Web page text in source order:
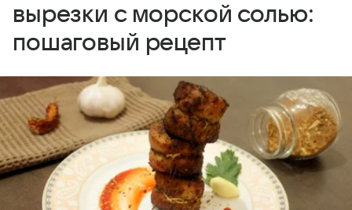
вырезки с морской солью:
пошаговый рецепт